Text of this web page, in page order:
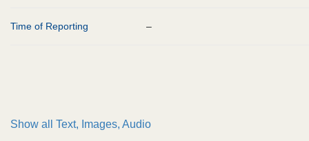
Time of Reporting –
Show all Text, Images, Audio